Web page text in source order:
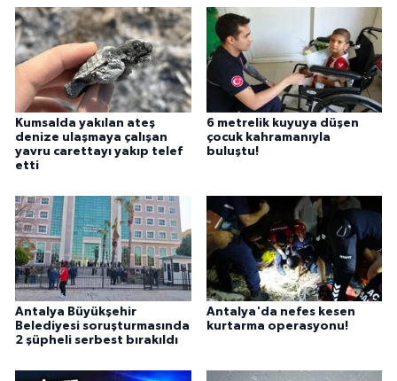
Kumsalda yakılan ateş
denize ulaşmaya çalışan
yavru carettayı yakıp telef
etti
6 metrelik kuyuya düşen
çocuk kahramanıyla
buluştu!
Antalya Büyükşehir
Belediyesi soruşturmasında
2 şüpheli serbest bırakıldı
Antalya'da nefes kesen
kurtarma operasyonu!